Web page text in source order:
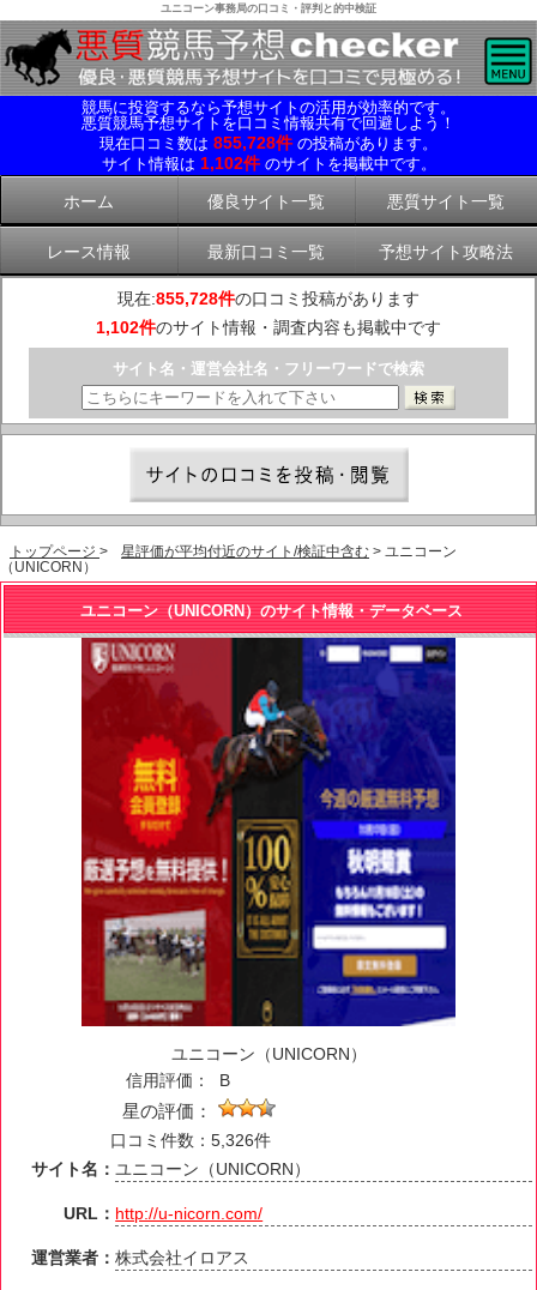
ユニコーン事務局の口コミ・評判と的中検証
競馬に投資するなら予想サイトの活用が効率的です。
悪質競馬予想サイトを口コミ情報共有で回避しよう！
現在口コミ数は 855,728件 の投稿があります。
サイト情報は 1,102件 のサイトを掲載中です。
ホーム 優良サイト一覧 悪質サイト一覧
レース情報 最新口コミ一覧 予想サイト攻略法
現在:855,728件の口コミ投稿があります
1,102件のサイト情報・調査内容も掲載中です
サイト名・運営会社名・フリーワードで検索
トップページ > 星評価が平均付近のサイト/検証中含む > ユニコーン
（UNICORN）
ユニコーン（UNICORN）のサイト情報・データベース
ユニコーン（UNICORN）
信用評価：
B
星の評価：
口コミ件数：5,326件
サイト名： ユニコーン（UNICORN）
URL： http://u-nicorn.com/
運営業者：株式会社イロアス